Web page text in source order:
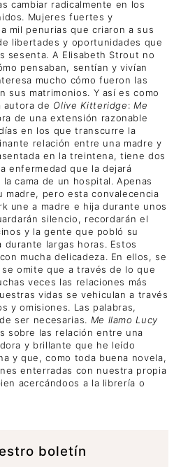
cambiar radicalmente en los
Mujeres fuertes y
mil penurias que criaron a sus
libertades y oportunidades que
sesenta. A Elisabeth Strout no
pensaban, sentían y vivían
mucho cómo fueron las
sus matrimonios. Y así es como
autora de Olive Kitteridge:Me
de una extensión razonable
en los que transcurre la
relación entre una madre y
en la treintena, tiene dos
enfermedad que la dejará
cama de un hospital. Apenas
madre, pero esta convalecencia
une a madre e hija durante unos
silencio, recordarán el
y la gente que pobló su
durante largas horas. Estos
mucha delicadeza. En ellos, se
omite que a través de lo que
veces las relaciones más
vidas se vehiculan a través
y omisiones. Las palabras,
ser necesarias. Me llamo Lucy
sobre las relación entre una
y brillante que he leído
y que, como toda buena novela,
enterradas con nuestra propia
acercándoos a la librería o
boletín